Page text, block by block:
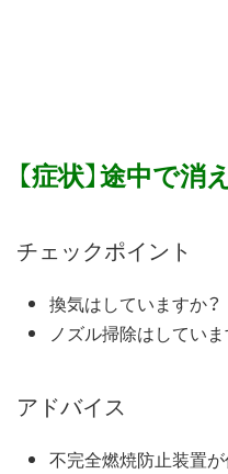
【症状】途中で消
チェックポイント
換気はしていますか？
ノズル掃除はしていま
アドバイス
不完全燃焼防止装置